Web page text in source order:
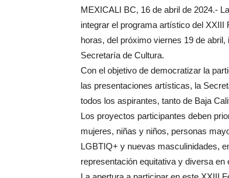
MEXICALI BC, 16 de abril de 2024.-
integrar el programa artístico del XXIII
horas, del próximo viernes 19 de
Secretaría de Cultura.
Con el objetivo de democratizar la
las presentaciones artísticas, la
todos los aspirantes, tanto de Baja
Los proyectos participantes deben
mujeres, niñas y niños, personas
LGBTIQ+ y nuevas masculinidades,
representación equitativa y diversa en